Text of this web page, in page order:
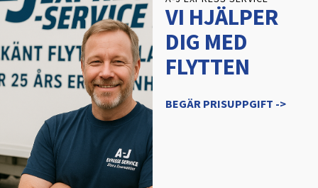
VI HJÄLPER
DIG MED
FLYTTEN
BEGÄR PRISUPPGIFT ->